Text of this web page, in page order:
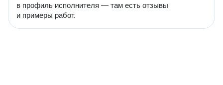
в профиль исполнителя — там есть отзывы
и примеры работ.